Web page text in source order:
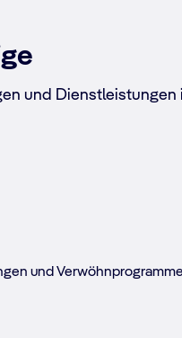
und Dienstleistungen
und